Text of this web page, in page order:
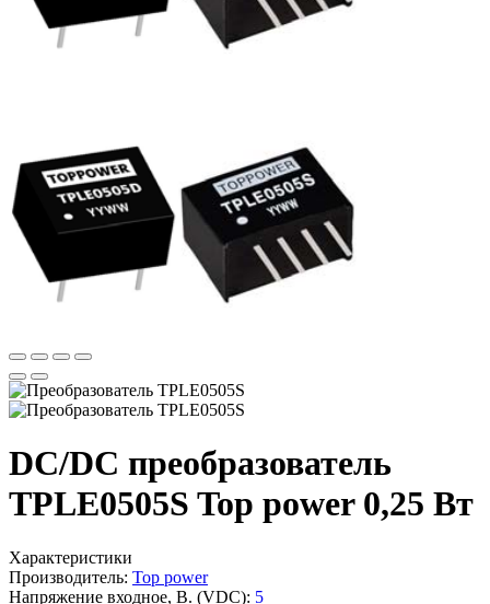
DC/DC преобразователь
TPLE0505S Top power 0,25 Вт
Характеристики
Производитель: Top power
Напряжение входное, В. (VDC): 5